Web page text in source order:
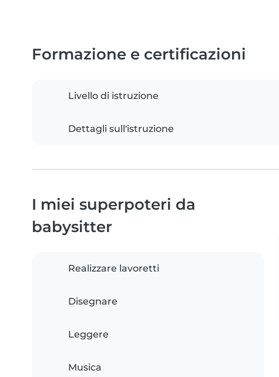
Formazione e certificazioni
Livello di istruzione
Dettagli sull'istruzione
I miei superpoteri da
babysitter
Realizzare lavoretti
Disegnare
Leggere
Musica